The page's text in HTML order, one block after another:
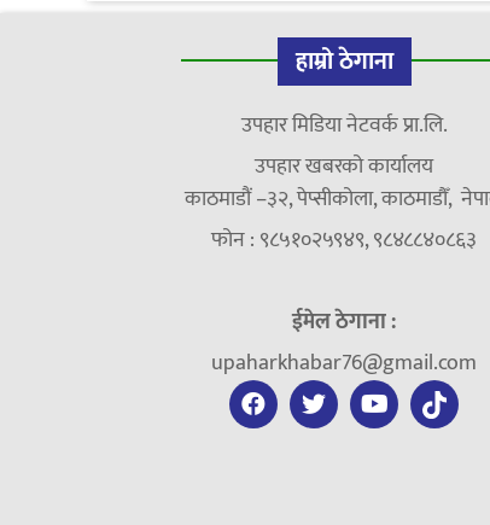
हाम्रो ठेगाना
उपहार मिडिया नेटवर्क प्रा.लि.
उपहार खबरको कार्यालय
काठमाडौं –३२, पेप्सीकोला, काठमाडौँ,
फोन : ९८५१०२५९४९, ९८४८८४०८६३
ईमेल ठेगाना :
upaharkhabar76@gmail.com